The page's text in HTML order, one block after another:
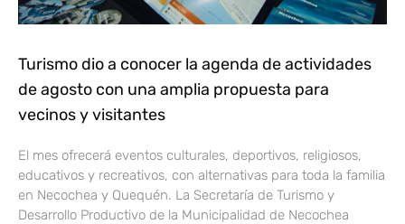
Turismo dio a conocer la agenda de actividades
de agosto con una amplia propuesta para
vecinos y visitantes
El mes ofrecerá eventos culturales, deportivos, religiosos,
educativos y recreativos, con alternativas para toda la familia
en Necochea y Quequén. La Secretaría de Turismo y
Desarrollo Productivo de la Municipalidad de Necochea